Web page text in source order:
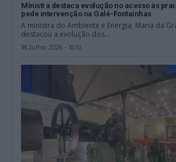
Ministra destaca evolução no acesso às
pede intervenção na Galé-Fontaínhas
A ministra do Ambiente e Energia, Maria da
destacou a evolução dos...
18 Julho, 2026 - 16:10